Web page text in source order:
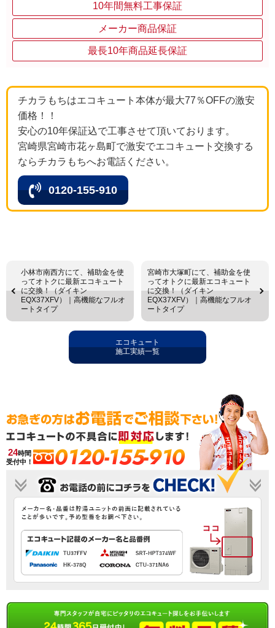
10年間無料工事保証
メーカー商品保証
最長10年商品延長保証
チカラもちはエコキュート本体が最大77％OFFの激安
価格！！
安心の10年保証込で工事させて頂いております。
宮崎県宮崎市花ヶ島町で激安でエコキュート交換する
ならチカラもちへお電話ください。
0120-155-910
小林市南西方にて、補助金を使
ってオトクに最新エコキュート
に交換！（ダイキン
EQX37XFV）｜高機能なフルオ
ートタイプ
宮崎市大塚町にて、補助金を使
ってオトクに最新エコキュート
に交換！（ダイキン
EQX37XFV）｜高機能なフルオ
ートタイプ
エコキュート
施工実績一覧
24時間
受付中！
0120-155-910